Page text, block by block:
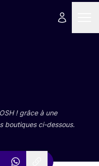
! grâce à une
bou­tiques ci-dessous.